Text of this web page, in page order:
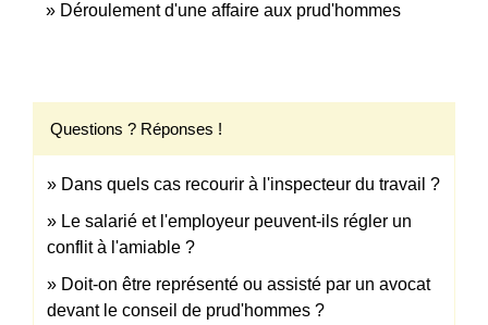
Déroulement d'une affaire aux prud'hommes
Questions ? Réponses !
Dans quels cas recourir à l'inspecteur du travail ?
Le salarié et l'employeur peuvent-ils régler un
conflit à l'amiable ?
Doit-on être représenté ou assisté par un avocat
devant le conseil de prud'hommes ?